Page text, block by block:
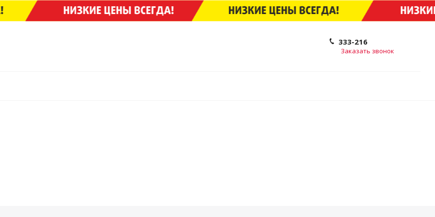
333-216
Заказать звонок